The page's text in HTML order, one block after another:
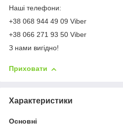
Наші телефони:
+38 068 944 49 09 Viber
+38 066 271 93 50 Viber
З нами вигідно!
Приховати
Характеристики
Основні